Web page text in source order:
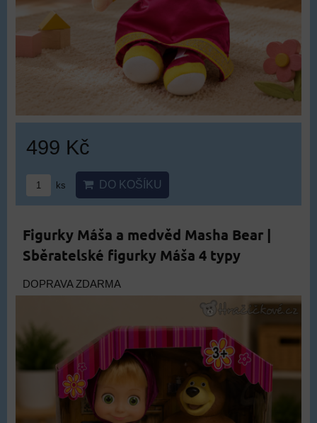
499 Kč
ks DO KOŠÍKU
Figurky Máša a medvěd Masha Bear |
Sběratelské figurky Máša 4 typy
DOPRAVA ZDARMA